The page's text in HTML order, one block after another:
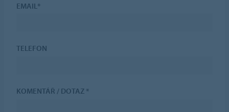
EMAIL*
TELEFON
KOMENTÁŘ / DOTAZ *